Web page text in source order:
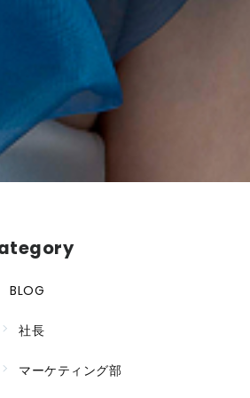
BLOG
社長
マーケティング部